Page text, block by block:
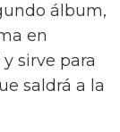
álbum,
en
y sirve para
saldrá a la